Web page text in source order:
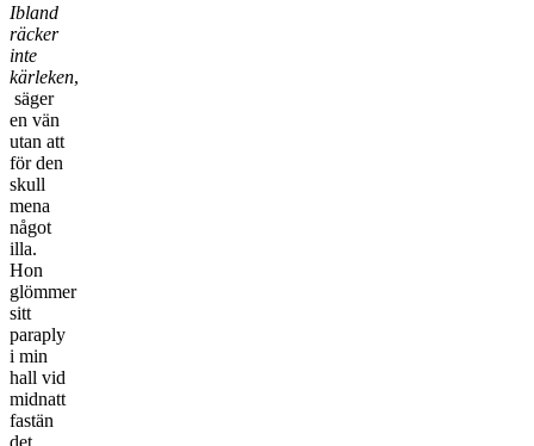
Ibland
räcker
inte
kärleken,
säger
en vän
utan att
för den
skull
mena
något
illa.
Hon
glömmer
sitt
paraply
i min
hall vid
midnatt
fastän
det